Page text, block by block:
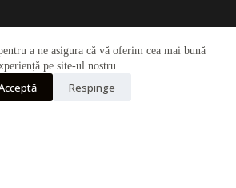
a ne asigura că vă oferim cea mai bună
pe site-ul nostru.
Respinge
- Dkbike.ropowered by